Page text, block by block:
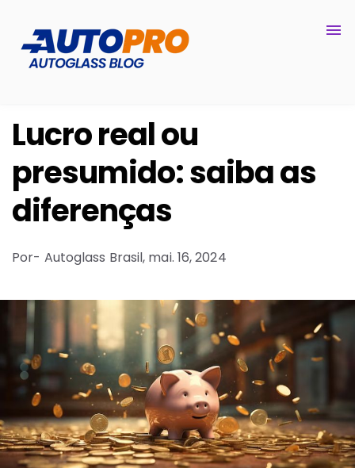
Lucro real ou
presumido: saiba as
diferenças
Por- Autoglass Brasil, mai. 16, 2024